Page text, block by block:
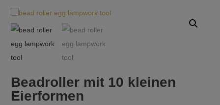
Beadroller mit 10 kleinen
Eierformen